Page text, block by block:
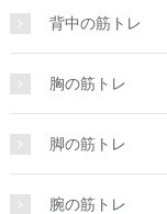
背中の筋トレ
胸の筋トレ
脚の筋トレ
腕の筋トレ